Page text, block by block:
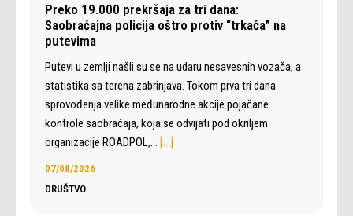
Preko 19.000 prekršaja za tri dana:
Saobraćajna policija oštro protiv “trkača” na
putevima
Putevi u zemlji našli su se na udaru nesavesnih vozača, a
statistika sa terena zabrinjava. Tokom prva tri dana
sprovođenja velike međunarodne akcije pojačane
kontrole saobraćaja, koja se odvijati pod okriljem
organizacije ROADPOL,… […]
07/08/2026
DRUŠTVO